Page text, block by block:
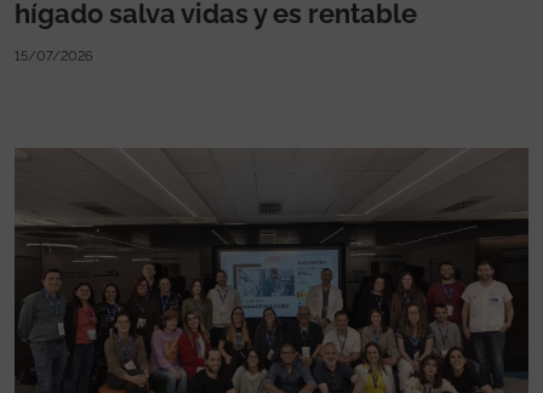
hígado salva vidas y es rentable
15/07/2026